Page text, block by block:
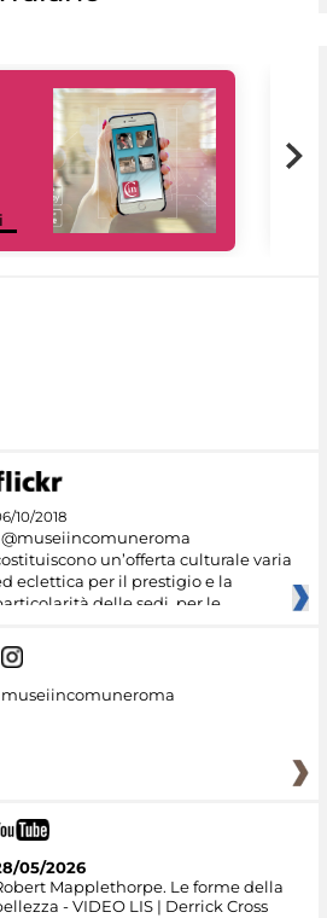
10/2018
@museiincomuneroma
un’offerta culturale varia
eclettica per il prestigio e la
delle sedi, per le
museiincomuneroma
05/2026
Mapplethorpe. Le forme della
- VIDEO LIS | Derrick Cross